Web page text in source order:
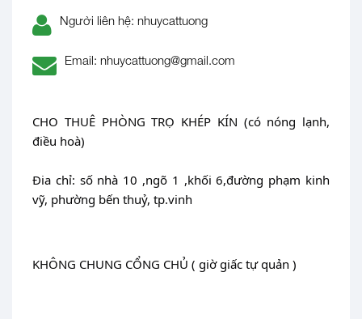
Người liên hệ: nhuycattuong
Email: nhuycattuong@gmail.com
CHO THUÊ PHÒNG TRỌ KHÉP KÍN (có nóng lạnh,
điều hoà)
Đia chỉ: số nhà 10 ,ngõ 1 ,khối 6,đường phạm kinh
vỹ, phường bến thuỷ, tp.vinh
KHÔNG CHUNG CỔNG CHỦ ( giờ giấc tự quản )